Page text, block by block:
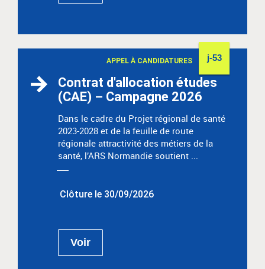
Contrat d'allocation études
(CAE) – Campagne 2026
APPEL À CANDIDATURES j-53
Dans le cadre du Projet régional de santé
2023-2028 et de la feuille de route
régionale attractivité des métiers de la
santé, l’ARS Normandie soutient ...
Clôture le 30/09/2026
Voir